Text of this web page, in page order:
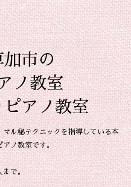
加市の
ノ教室
アノ教室
ル秘テクニックを指導している本
アノ教室です。
まで。